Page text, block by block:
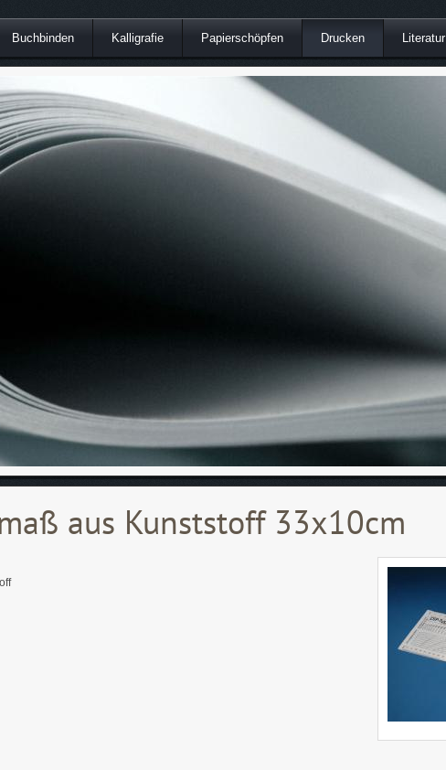
Buchbinden Kalligrafie Papierschöpfen Drucken Literatur
aus Kunststoff 33x10cm